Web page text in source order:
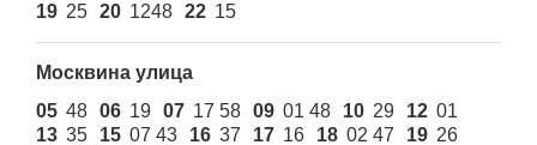
19 25 20 1248 22 15
Москвина улица
05 48 06 19 07 17 58 09 01 48 10 29 12 01
13 35 15 07 43 16 37 17 16 18 02 47 19 26